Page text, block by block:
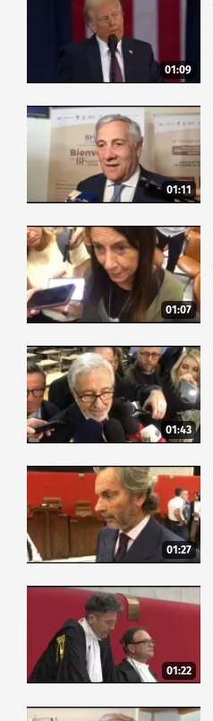
01:09
01:11
01:07
01:43
01:27
01:22